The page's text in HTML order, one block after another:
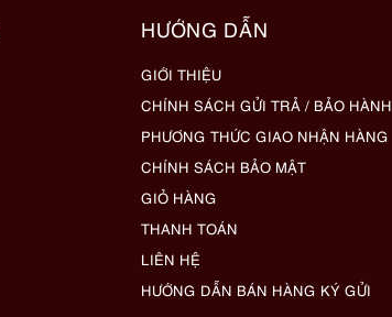
HƯỚNG DẪN
GIỚI THIỆU
CHÍNH SÁCH GỬI TRẢ / BẢO HÀNH
PHƯƠNG THỨC GIAO NHẬN HÀNG
CHÍNH SÁCH BẢO MẬT
GIỎ HÀNG
THANH TOÁN
LIÊN HỆ
HƯỚNG DẪN BÁN HÀNG KÝ GỬI